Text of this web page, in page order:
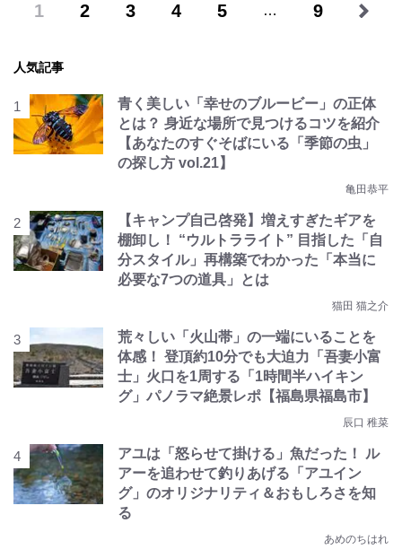
1 2 3 4 5 … 9
人気記事
青く美しい「幸せのブルービー」の正体
とは？ 身近な場所で見つけるコツを紹介
【あなたのすぐそばにいる「季節の虫」
の探し方 vol.21】
亀田恭平
【キャンプ自己啓発】増えすぎたギアを
棚卸し！ “ウルトラライト” 目指した「自
分スタイル」再構築でわかった「本当に
必要な7つの道具」とは
猫田 猫之介
荒々しい「火山帯」の一端にいることを
体感！ 登頂約10分でも大迫力「吾妻小富
士」火口を1周する「1時間半ハイキン
グ」パノラマ絶景レポ【福島県福島市】
辰口 稚菜
アユは「怒らせて掛ける」魚だった！ ル
アーを追わせて釣りあげる「アユイン
グ」のオリジナリティ＆おもしろさを知
る
あめのちはれ